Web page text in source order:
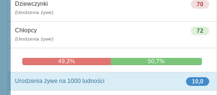
70
Dziewczynki
(Urodzenia żywe)
72
Chłopcy
(Urodzenia żywe)
49,3% 50,7%
10,0
Urodzenia żywe na 1000 ludności